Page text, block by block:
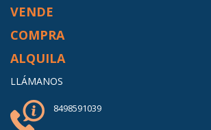
VENDE
COMPRA
ALQUILA
LLÁMANOS
8498591039